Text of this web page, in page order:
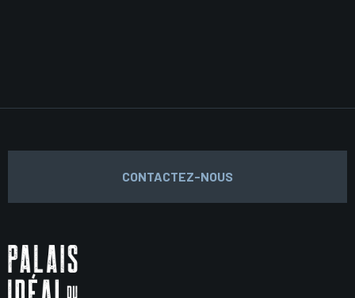
CONTACTEZ-NOUS